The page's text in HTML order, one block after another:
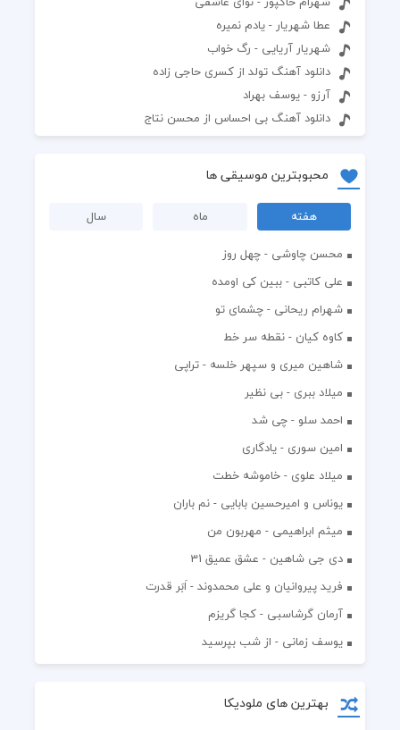
عطا شهریار - یادم نمیره
شهریار آریایی - رگ خواب
دانلود آهنگ تولد از کسری حاجی زاده
آرزو - یوسف بهراد
دانلود آهنگ بی احساس از محسن نتاج
محبوبترین موسیقی ها
هفته ماه
سال
محسن چاوشی - چهل روز
علی کاتبی - ببین کی اومده
شهرام ریحانی - چشمای تو
کاوه کیان - نقطه سر خط
شاهین میری و سپهر خلسه - تراپی
میلاد ببری - بی نظیر
احمد سلو - چی شد
امین سوری - یادگاری
میلاد علوی - خاموشه خطت
یوناس و امیرحسین بابایی - نم باران
میثم ابراهیمی - مهربون من
دی جی شاهین - عشق عمیق 31
فرید پیروانیان و علی محمدوند - اَبَر قدرت
آرمان گرشاسبی - کجا گریزم
یوسف زمانی - از شب بپرسید
بهترین های ملودیکا